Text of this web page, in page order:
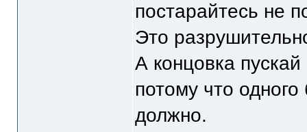
постарайтесь не
Это
А концовка
потому что
должно.